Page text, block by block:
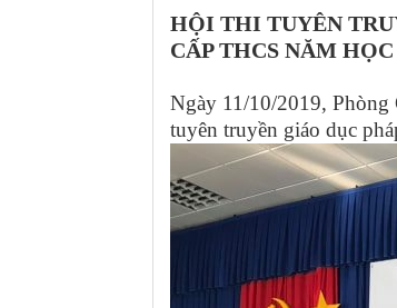
HỘI THI TUYÊN
CẤP THCS NĂM HỌC
Ngày 11/10/2019,
tuyên truyền giáo dục